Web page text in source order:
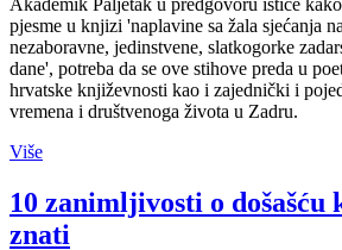
Akademik Paljetak u predgovoru ističe
pjesme u knjizi 'naplavine sa žala sjećanja
nezaboravne, jedinstvene, slatkogorke
dane', potreba da se ove stihove preda u
hrvatske književnosti kao i zajednički i
vremena i društvenoga života u Zadru.
Više
10 zanimljivosti o došašću
znati